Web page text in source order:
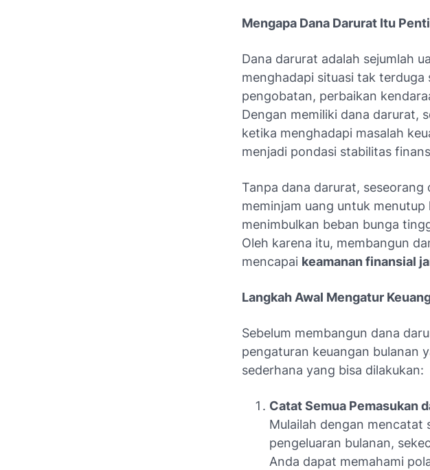
Mengapa Dana Darurat Itu
Dana darurat adalah sejumlah
menghadapi situasi tak
pengobatan, perbaikan
Dengan memiliki dana darurat,
ketika menghadapi masalah
menjadi pondasi stabilitas
Tanpa dana darurat,
meminjam uang untuk
menimbulkan beban bunga
Oleh karena itu, membangun
mencapai keamanan finansial
Langkah Awal Mengatur
Sebelum membangun dana
pengaturan keuangan bulanan
sederhana yang bisa dilakukan:
Catat Semua Pemasukan
Mulailah dengan mencatat
pengeluaran bulanan,
Anda dapat memahami